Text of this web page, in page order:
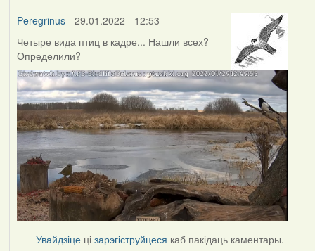
Peregrinus- 29.01.2022 - 12:53
Четыре вида птиц в кадре... Нашли всех?
Определили?
Увайдзіце цізарэгіструйцеся каб пакідаць каментары.